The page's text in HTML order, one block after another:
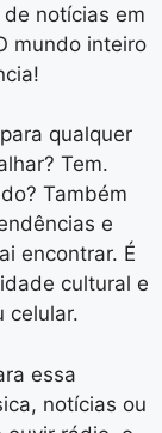
notícias em
mundo inteiro
qualquer
Tem.
Também
e
encontrar. É
cultural e
celular.
essa
notícias ou